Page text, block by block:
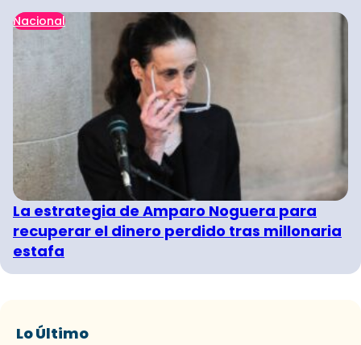
Nacional
La estrategia de Amparo Noguera para
recuperar el dinero perdido tras millonaria
estafa
Lo Último